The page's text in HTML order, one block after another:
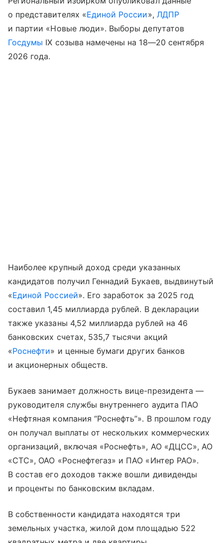
о представителях «Единой России», ЛДПР
и партии «Новые люди». Выборы депутатов
Госдумы IX созыва намечены на 18—20 сентября
2026 года.
Наиболее крупный доход среди указанных
кандидатов получил Геннадий Букаев, выдвинутый
«Единой Россией». Его заработок за 2025 год
составил 1,45 миллиарда рублей. В декларации
также указаны 4,52 миллиарда рублей на 46
банковских счетах, 535,7 тысячи акций
«Роснефти» и ценные бумаги других банков
и акционерных обществ.
Букаев занимает должность вице-президента —
руководителя службы внутреннего аудита ПАО
«Нефтяная компания “Роснефть”». В прошлом году
он получал выплаты от нескольких коммерческих
организаций, включая «Роснефть», АО «ДЦСС», АО
«СТС», ОАО «Роснефтегаз» и ПАО «Интер РАО».
В состав его доходов также вошли дивиденды
и проценты по банковским вкладам.
В собственности кандидата находятся три
земельных участка, жилой дом площадью 522